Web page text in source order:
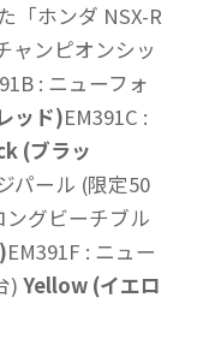
「ホンダ NSX-R
ャンピオンシッ
: ニューフォ
ッド)EM391C :
(ブラッ
パール (限定50
ングビーチブル
EM391F : ニュー
) Yellow (イエロ